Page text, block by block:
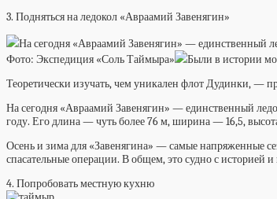
3. Подняться на ледокол «Авраамий Завенягин»
На сегодня «Авраамий Завенягин» — единственный
Фото: Экспедиция «Соль Таймыра»
Были в истории
Теоретически изучать, чем уникален флот Дудинки, —
На сегодня «Авраамий Завенягин» — единственный
году. Его длина — чуть более 76 м, ширина — 16,5,
Осень и зима для «Завенягина» — самые напряженные
спасательные операции. В общем, это судно с историей
4. Попробовать местную кухню